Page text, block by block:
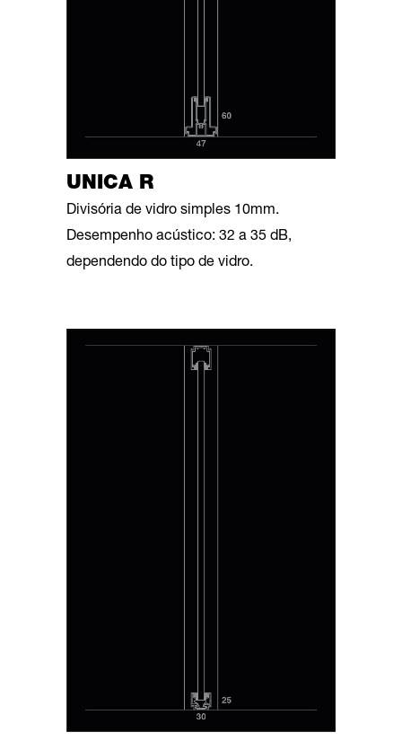
UNICA R
Divisória de vidro simples 10mm.
Desempenho acústico: 32 a 35 dB,
dependendo do tipo de vidro.